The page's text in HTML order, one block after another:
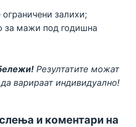
залихи;
за мажи под годишна
Резултатите можат
да варираат индивидуално!
и коментари на